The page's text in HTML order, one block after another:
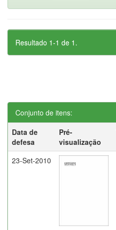
Resultado 1-1 de 1.
Conjunto de itens:
Data de
defesa
Pré-
visualização
23-Set-2010